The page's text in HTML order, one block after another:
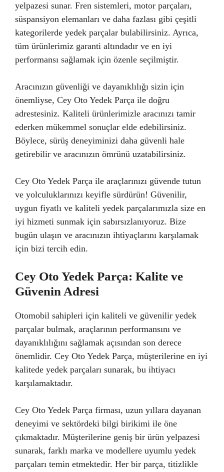
yelpazesi sunar. Fren sistemleri, motor parçaları,
süspansiyon elemanları ve daha fazlası gibi çeşitli
kategorilerde yedek parçalar bulabilirsiniz. Ayrıca,
tüm ürünlerimiz garanti altındadır ve en iyi
performansı sağlamak için özenle seçilmiştir.
Aracınızın güvenliği ve dayanıklılığı sizin için
önemliyse, Cey Oto Yedek Parça ile doğru
adrestesiniz. Kaliteli ürünlerimizle aracınızı tamir
ederken mükemmel sonuçlar elde edebilirsiniz.
Böylece, sürüş deneyiminizi daha güvenli hale
getirebilir ve aracınızın ömrünü uzatabilirsiniz.
Cey Oto Yedek Parça ile araçlarınızı güvende tutun
ve yolculuklarınızı keyifle sürdürün! Güvenilir,
uygun fiyatlı ve kaliteli yedek parçalarımızla size en
iyi hizmeti sunmak için sabırsızlanıyoruz. Bize
bugün ulaşın ve aracınızın ihtiyaçlarını karşılamak
için bizi tercih edin.
Cey Oto Yedek Parça: Kalite ve
Güvenin Adresi
Otomobil sahipleri için kaliteli ve güvenilir yedek
parçalar bulmak, araçlarının performansını ve
dayanıklılığını sağlamak açısından son derece
önemlidir. Cey Oto Yedek Parça, müşterilerine en iyi
kalitede yedek parçaları sunarak, bu ihtiyacı
karşılamaktadır.
Cey Oto Yedek Parça firması, uzun yıllara dayanan
deneyimi ve sektördeki bilgi birikimi ile öne
çıkmaktadır. Müşterilerine geniş bir ürün yelpazesi
sunarak, farklı marka ve modellere uyumlu yedek
parçaları temin etmektedir. Her bir parça, titizlikle